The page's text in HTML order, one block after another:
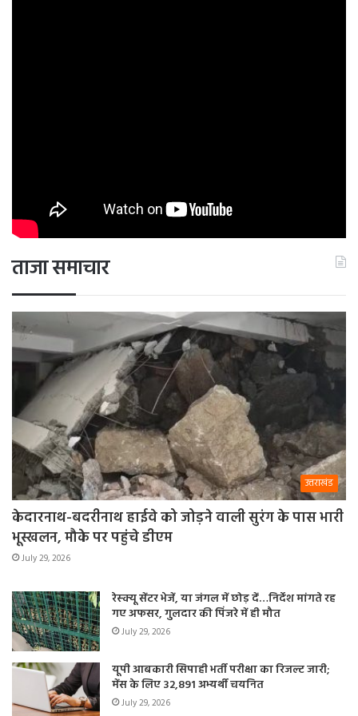
ताजा समाचार
उत्तराखंड
केदारनाथ-बदरीनाथ हाईवे को जोड़ने वाली सुरंग के पास भारी
भूस्खलन, मौके पर पहुंचे डीएम
July 29, 2026
रेस्क्यू सेंटर भेजें, या जंगल में छोड़ दें…निर्देश मांगते रह
गए अफसर, गुलदार की पिंजरे में ही मौत
July 29, 2026
यूपी आबकारी सिपाही भर्ती परीक्षा का रिजल्ट जारी;
मेंस के लिए 32,891 अभ्यर्थी चयनित
July 29, 2026